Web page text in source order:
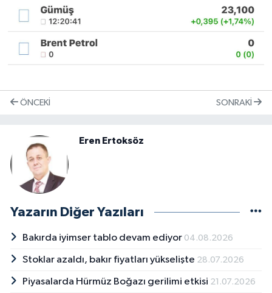
ÖNCEKI SONRAKI
Eren Ertoksöz
Yazarın Diğer Yazıları
Bakırda iyimser tablo devam ediyor 04.08.2026
Stoklar azaldı, bakır fiyatları yükselişte 28.07.2026
Piyasalarda Hürmüz Boğazı gerilimi etkisi 21.07.2026